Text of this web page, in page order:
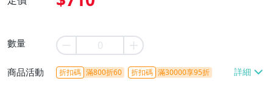
數量
商品活動 折扣碼 滿800折60 折扣碼 滿30000享95折